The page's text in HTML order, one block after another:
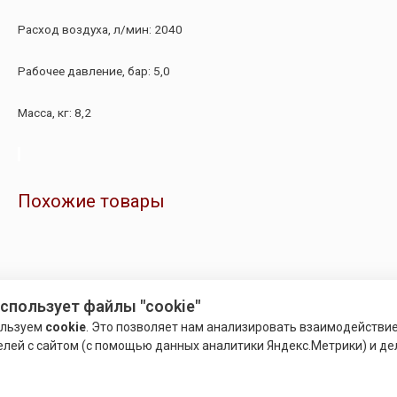
Расход воздуха, л/мин: 2040
Рабочее давление, бар: 5,0
Масса, кг: 8,2
Похожие товары
файлы "cookie"
cookie . Это позволяет нам анализировать
с сайтом (с помощью данных аналитики Яндекс.Метрики) и